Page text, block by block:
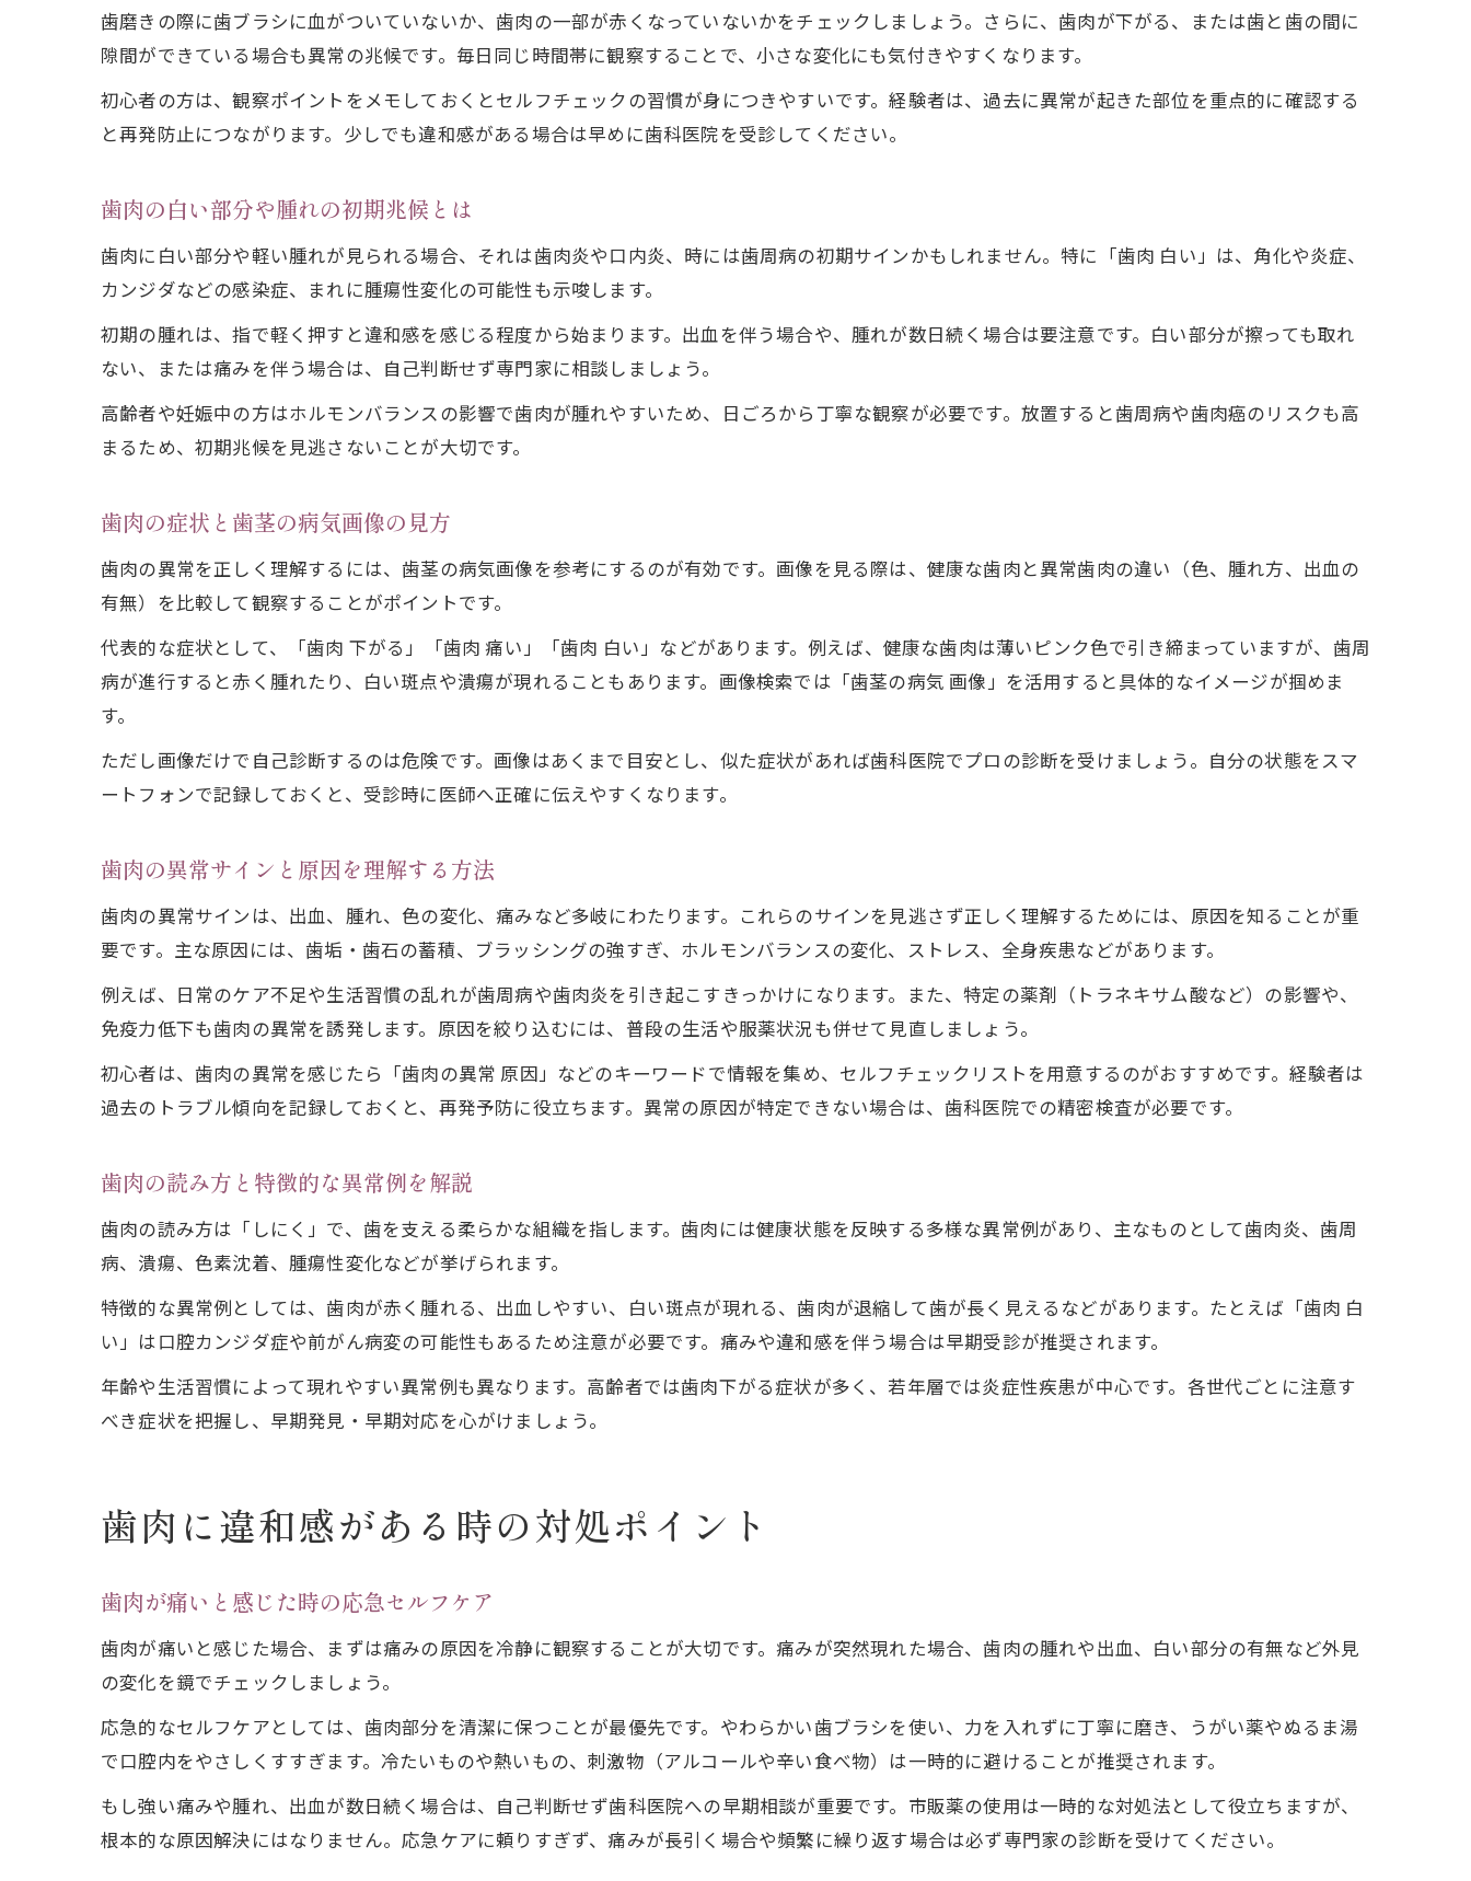
白い歯肉や腫れなど初期症状を徹底解説
歯肉が白い場合に考えられる主な原因
歯肉炎や歯周病の早期症状を見極める方法
歯肉白い腫れのチェックポイントと注意点
歯肉の健康を守る習慣とセルフケア術
歯肉の異常を防ぐ正しいブラッシング方法
歯肉の健康維持に役立つ毎日の生活習慣
歯肉のセルフケアとデンタルフロスの重要性
歯肉の異常を予防する自然療法のすすめ
生活習慣の乱れが歯肉の異常を招く理由
歯肉の異常と睡眠・ストレスの影響を解説
歯肉の健康と日常の食生活のポイント
歯肉の異常サインを見逃さない観察習慣
歯肉の健康を守るための早期受診の重要性
歯肉の異常を早期発見するセルフケア法
歯磨きの際に歯ブラシに血がついていないか、歯肉の一部が赤くなっていないかをチェックしましょう。さらに、歯肉が下がる、または歯と歯の間に
隙間ができている場合も異常の兆候です。毎日同じ時間帯に観察することで、小さな変化にも気付きやすくなります。
初心者の方は、観察ポイントをメモしておくとセルフチェックの習慣が身につきやすいです。経験者は、過去に異常が起きた部位を重点的に確認する
と再発防止につながります。少しでも違和感がある場合は早めに歯科医院を受診してください。
歯肉の白い部分や腫れの初期兆候とは
歯肉に白い部分や軽い腫れが見られる場合、それは歯肉炎や口内炎、時には歯周病の初期サインかもしれません。特に「歯肉 白い」は、角化や炎症、
カンジダなどの感染症、まれに腫瘍性変化の可能性も示唆します。
初期の腫れは、指で軽く押すと違和感を感じる程度から始まります。出血を伴う場合や、腫れが数日続く場合は要注意です。白い部分が擦っても取れ
ない、または痛みを伴う場合は、自己判断せず専門家に相談しましょう。
高齢者や妊娠中の方はホルモンバランスの影響で歯肉が腫れやすいため、日ごろから丁寧な観察が必要です。放置すると歯周病や歯肉癌のリスクも高
まるため、初期兆候を見逃さないことが大切です。
歯肉の症状と歯茎の病気画像の見方
歯肉の異常を正しく理解するには、歯茎の病気画像を参考にするのが有効です。画像を見る際は、健康な歯肉と異常歯肉の違い（色、腫れ方、出血の
有無）を比較して観察することがポイントです。
代表的な症状として、「歯肉 下がる」「歯肉 痛い」「歯肉 白い」などがあります。例えば、健康な歯肉は薄いピンク色で引き締まっていますが、歯周
病が進行すると赤く腫れたり、白い斑点や潰瘍が現れることもあります。画像検索では「歯茎の病気 画像」を活用すると具体的なイメージが掴めま
す。
ただし画像だけで自己診断するのは危険です。画像はあくまで目安とし、似た症状があれば歯科医院でプロの診断を受けましょう。自分の状態をスマ
ートフォンで記録しておくと、受診時に医師へ正確に伝えやすくなります。
歯肉の異常サインと原因を理解する方法
歯肉の異常サインは、出血、腫れ、色の変化、痛みなど多岐にわたります。これらのサインを見逃さず正しく理解するためには、原因を知ることが重
要です。主な原因には、歯垢・歯石の蓄積、ブラッシングの強すぎ、ホルモンバランスの変化、ストレス、全身疾患などがあります。
例えば、日常のケア不足や生活習慣の乱れが歯周病や歯肉炎を引き起こすきっかけになります。また、特定の薬剤（トラネキサム酸など）の影響や、
免疫力低下も歯肉の異常を誘発します。原因を絞り込むには、普段の生活や服薬状況も併せて見直しましょう。
初心者は、歯肉の異常を感じたら「歯肉の異常 原因」などのキーワードで情報を集め、セルフチェックリストを用意するのがおすすめです。経験者は
過去のトラブル傾向を記録しておくと、再発予防に役立ちます。異常の原因が特定できない場合は、歯科医院での精密検査が必要です。
歯肉の読み方と特徴的な異常例を解説
歯肉の読み方は「しにく」で、歯を支える柔らかな組織を指します。歯肉には健康状態を反映する多様な異常例があり、主なものとして歯肉炎、歯周
病、潰瘍、色素沈着、腫瘍性変化などが挙げられます。
特徴的な異常例としては、歯肉が赤く腫れる、出血しやすい、白い斑点が現れる、歯肉が退縮して歯が長く見えるなどがあります。たとえば「歯肉 白
い」は口腔カンジダ症や前がん病変の可能性もあるため注意が必要です。痛みや違和感を伴う場合は早期受診が推奨されます。
年齢や生活習慣によって現れやすい異常例も異なります。高齢者では歯肉下がる症状が多く、若年層では炎症性疾患が中心です。各世代ごとに注意す
べき症状を把握し、早期発見・早期対応を心がけましょう。
歯肉に違和感がある時の対処ポイント
歯肉が痛いと感じた時の応急セルフケア
歯肉が痛いと感じた場合、まずは痛みの原因を冷静に観察することが大切です。痛みが突然現れた場合、歯肉の腫れや出血、白い部分の有無など外見
の変化を鏡でチェックしましょう。
応急的なセルフケアとしては、歯肉部分を清潔に保つことが最優先です。やわらかい歯ブラシを使い、力を入れずに丁寧に磨き、うがい薬やぬるま湯
で口腔内をやさしくすすぎます。冷たいものや熱いもの、刺激物（アルコールや辛い食べ物）は一時的に避けることが推奨されます。
もし強い痛みや腫れ、出血が数日続く場合は、自己判断せず歯科医院への早期相談が重要です。市販薬の使用は一時的な対処法として役立ちますが、
根本的な原因解決にはなりません。応急ケアに頼りすぎず、痛みが長引く場合や頻繁に繰り返す場合は必ず専門家の診断を受けてください。